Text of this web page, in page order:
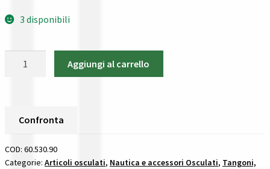
Privacy policy
Confronta
I nostri negozi
3 disponibili
teste
tangone
Aggiungi al carrello
Confronta
COD: 60.530.90
Categorie: Articoli osculati, Nautica e accessori Osculati, Tangoni,